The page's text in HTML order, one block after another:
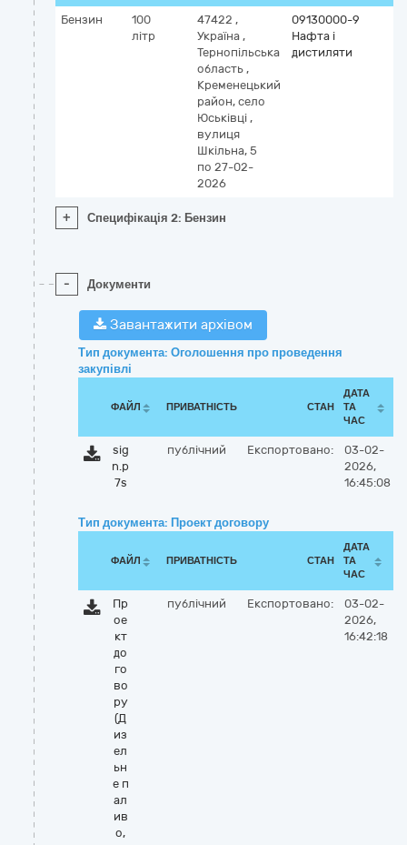
Бензин
100
літр
47422 ,
Україна ,
Тернопільська
область ,
Кременецький
район, село
Юськівці ,
вулиця
Шкільна, 5
по 27-02-
2026
09130000-9
Нафта і
дистиляти
+ Специфікація 2: Бензин
- Документи
Завантажити архівом
Тип документа: Оголошення про проведення
закупівлі
ФАЙЛ ПРИВАТНІСТЬ СТАН
ДАТА
ТА
ЧАС
sig
n.p
7s
публічний Експортовано:
03-02-
2026,
16:45:08
Тип документа: Проект договору
ФАЙЛ ПРИВАТНІСТЬ СТАН
ДАТА
ТА
ЧАС
Пр
ое
кт
до
го
во
ру
(Д
из
ел
ьн
е п
ал
ив
о,
публічний Експортовано:
03-02-
2026,
16:42:18